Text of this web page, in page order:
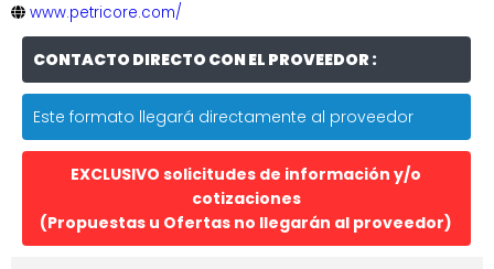
www.petricore.com/
CONTACTO DIRECTO CON EL PROVEEDOR :
Este formato llegará directamente al proveedor
EXCLUSIVO solicitudes de información y/o
cotizaciones
(Propuestas u Ofertas no llegarán al proveedor)